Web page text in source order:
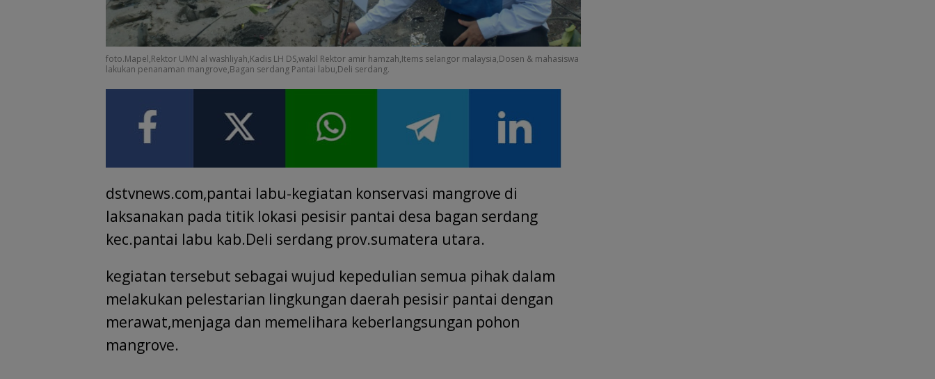
foto.Mapel,Rektor UMN al washliyah,Kadis LH DS,wakil Rektor amir hamzah,Items selangor malaysia,Dosen & mahasiswa
lakukan penanaman mangrove,Bagan serdang Pantai labu,Deli serdang.
dstvnews.com,pantai labu-kegiatan konservasi mangrove di
laksanakan pada titik lokasi pesisir pantai desa bagan serdang
kec.pantai labu kab.Deli serdang prov.sumatera utara.
kegiatan tersebut sebagai wujud kepedulian semua pihak dalam
melakukan pelestarian lingkungan daerah pesisir pantai dengan
merawat,menjaga dan memelihara keberlangsungan pohon
mangrove.